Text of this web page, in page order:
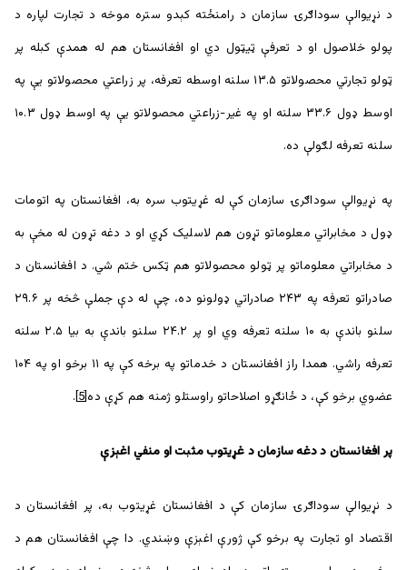
د نړیوالې سوداګرۍ سازمان د رامنځته کېدو ستره موخه د تجارت لپاره د
پولو خلاصول او د تعرفې ټيټول دي او افغانستان هم له همدې کبله پر
ټولو تجارتي محصولاتو ۱۳.۵ سلنه اوسطه تعرفه، پر زراعتي محصولاتو یې په
اوسط ډول ۳۳.۶ سلنه او په غير-زراعتي محصولاتو یې په اوسط ډول ۱۰.۳
سلنه تعرفه لګولې ده.
په نړیوالې سوداګرۍ سازمان کې له غړیتوب سره به، افغانستان په اتومات
ډول د مخابراتي معلوماتو تړون هم لاسلیک کړي او د دغه تړون له مخې به
د مخابراتي معلوماتو پر ټولو محصولاتو هم ټکس ختم شي. د افغانستان د
صادراتو تعرفه په ۲۴۳ صادراتي ډولونو ده، چې له دې جملې څخه پر ۲۹.۶
سلنو باندې به ۱۰ سلنه تعرفه وي او پر ۲۴.۲ سلنو باندې به بیا ۲.۵ سلنه
تعرفه راشي. همدا راز افغانستان د خدماتو په برخه کې په ۱۱ برخو او په ۱۰۴
عضوي برخو کې، د ځانګړو اصلاحاتو راوستلو ژمنه هم کړې ده[5]
.
پر افغانستان د دغه سازمان د غړيتوب مثبت او منفي اغېزې
د نړیوالې سوداګرۍ سازمان کې د افغانستان غړیتوب به، پر افغانستان د
اقتصاد او تجارت په برخو کې ژورې اغېزې وښندي. دا چې افغانستان هم د